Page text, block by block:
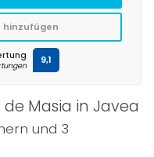
Masia in Javea
und 3
hinzufügen
9,1